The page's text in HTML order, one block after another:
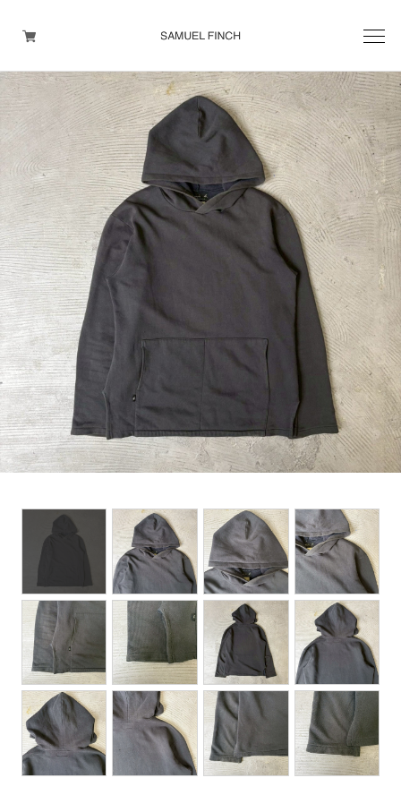
Men's
Maison Martin Margiela
Helmut Lang
Yohji Yamamoto
Other brands
TOPS
OUTER WEAR
BOTTOMS
DESIGNERS ARCHIVES